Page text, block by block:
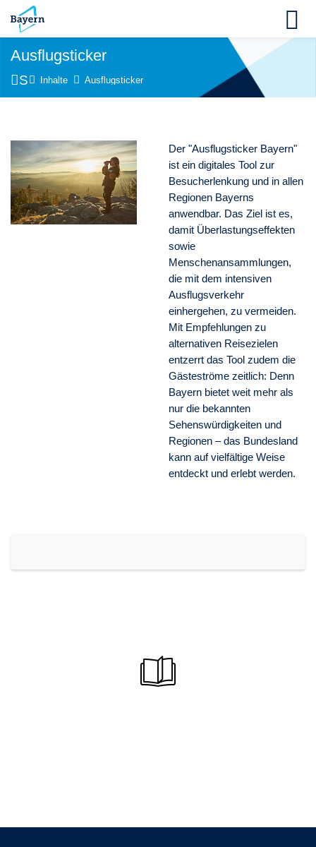
Skip to navigation
Skip to login form
Zum Hauptinhalt
Skip to accessibility options
Skip to footer
Skip accessibility options
Ausflugsticker
Startseite
Inhalte Ausflugsticker
Der "Ausflugsticker Bayern"
ist ein digitales Tool zur
Besucherlenkung und in allen
Regionen Bayerns
anwendbar. Das Ziel ist es,
damit Überlastungseffekten
sowie
Menschenansammlungen,
die mit dem intensiven
Ausflugsverkehr
einhergehen, zu vermeiden.
Mit Empfehlungen zu
alternativen Reisezielen
entzerrt das Tool zudem die
Gästeströme zeitlich: Denn
Bayern bietet weit mehr als
nur die bekannten
Sehenswürdigkeiten und
Regionen – das Bundesland
kann auf vielfältige Weise
entdeckt und erlebt werden.